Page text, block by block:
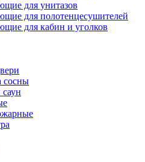
для унитазов
для полотенцесушителей
для кабин и уголков
сосны